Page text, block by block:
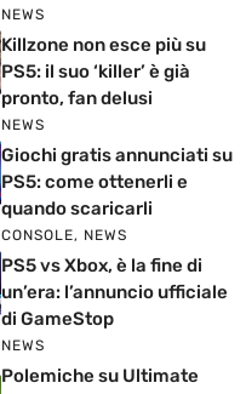
NEWS
Killzone non esce più su
PS5: il suo ‘killer’ è già
pronto, fan delusi
NEWS
Giochi gratis annunciati su
PS5: come ottenerli e
quando scaricarli
CONSOLE, NEWS
PS5 vs Xbox, è la fine di
un’era: l’annuncio ufficiale
di GameStop
NEWS
Polemiche su Ultimate